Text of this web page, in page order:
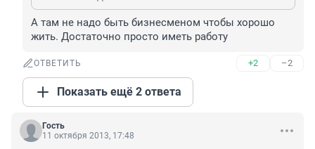
А там не надо быть бизнесменом чтобы хорошо
жить. Достаточно просто иметь работу
ОТВЕТИТЬ +2 –2
Показать ещё 2 ответа
Гость
11 октября 2013, 17:48